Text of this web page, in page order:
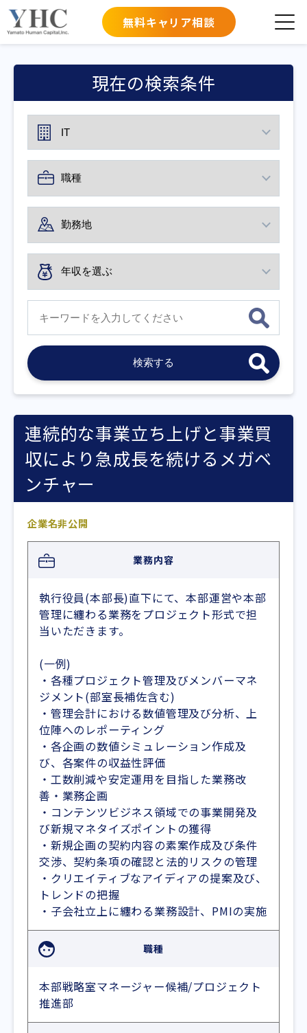
無料キャリア相談
現在の検索条件
連続的な事業立ち上げと事業買
収により急成長を続けるメガベ
ンチャー
企業名非公開
業務内容
執行役員(本部長)直下にて、本部運営や本部
管理に纏わる業務をプロジェクト形式で担
当いただきます。
(一例)
・各種プロジェクト管理及びメンバーマネ
ジメント(部室長補佐含む)
・管理会計における数値管理及び分析、上
位陣へのレポーティング
・各企画の数値シミュレーション作成及
び、各案件の収益性評価
・工数削減や安定運用を目指した業務改
善・業務企画
・コンテンツビジネス領域での事業開発及
び新規マネタイズポイントの獲得
・新規企画の契約内容の素案作成及び条件
交渉、契約条項の確認と法的リスクの管理
・クリエイティブなアイディアの提案及び、
トレンドの把握
・子会社立上に纏わる業務設計、PMIの実施
職種
本部戦略室マネージャー候補/プロジェクト
推進部